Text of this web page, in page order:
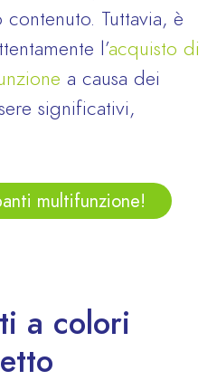
contenuto. Tuttavia, è
l’acquisto di
a causa dei
significativi,
multifunzione!
a colori